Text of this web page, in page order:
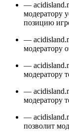
—
модератору
позицию
—
модератору
—
модератору
—
модератору
—
позволит